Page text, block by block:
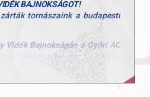
BAJNOKSÁGOT!
zárták tornászaink a budapesti
Vidék Bajnokságána Győri AC
teljesítménnyel1. helyen
5. helyet szerezte meg
: